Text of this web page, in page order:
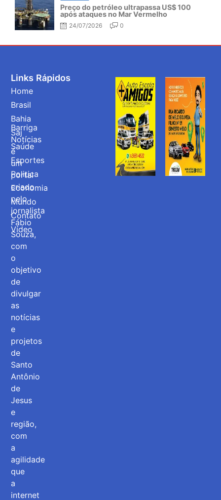
Preço do petróleo ultrapassa US$ 100
após ataques no Mar Vermelho
24/07/2026 0
Barriga
Notícias
é
um
portal
criado
pelo
jornalista
Fábio
Souza,
com
o
objetivo
de
divulgar
as
notícias
e
projetos
de
Santo
Antônio
de
Jesus
e
região,
com
a
agilidade
que
a
internet
Links Rápidos
Home
Brasil
Bahia
Saj
Saúde
Esportes
Politica
Economia
Mundo
Contato
Vídeo